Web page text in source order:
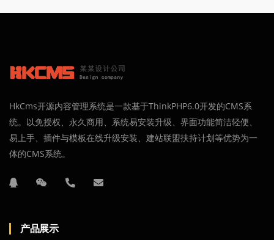
HkCms开源内容管理系统是一款基于ThinkPHP6.0开发的CMS系
统。以免授权、永久商用、系统易安装升级、界面功能简洁轻便、
易上手、插件与模板在线升级安装、建站联盟扶持计划等优势为一
体的CMS系统。
产品展示